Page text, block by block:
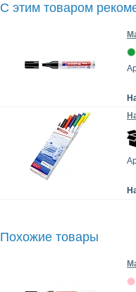
С этим товаром
Похожие товары